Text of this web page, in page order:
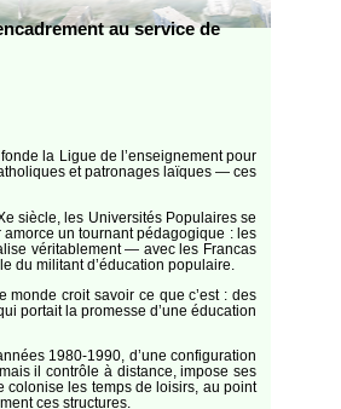
au service de
la Ligue de l’enseignement pour
et patronages laïques — ces
siècle, les Universités Populaires se
un tournant pédagogique : les
véritablement — avec les Francas
du militant d’éducation populaire.
monde croit savoir ce que c’est : des
portait la promesse d’une éducation
1980-1990, d’une configuration
il contrôle à distance, impose ses
colonise les temps de loisirs, au point
ces structures.